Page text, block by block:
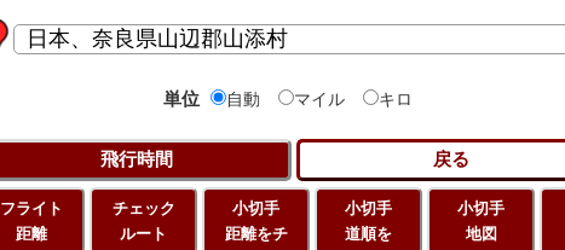
単位 自動 マイル キロ
フライト
距離
チェック
ルート
小切手
距離をチ
小切手
道順を
小切手
地図